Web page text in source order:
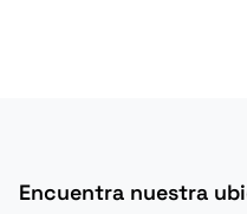
Encuentra nuestra